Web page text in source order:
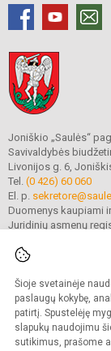
Šioje svetainėje
paslaugų kokybę,
patirtį. Spustelėję
slapukų naudojimu
sutikimus, prašome
Joniškio „Saulės“
Savivaldybės
Livonijos g. 6,
Tel. (0 426) 60 060
El. p.
Duomenys kaupiami
Juridinių asmenų
© 2023. Joniškio
Kopijuoti turinį be